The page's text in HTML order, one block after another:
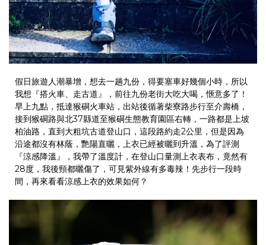
假日旅遊人潮暴增，想去一趟九份，得要塞車好幾個小時，所以
我想『搭火車、走古道』，前往九份老街大吃大喝，愜意多了！
早上九點，抵達猴硐火車站，出站後循著柴寮路步行至介壽橋，
接到猴硐路與北37縣道至猴硐生態教育園區右轉，一路都是上坡
柏油路，直到大粗坑古道登山口，這段路約走2公里，但是因為
沿途都沒有林蔭，艷陽直曬，上衣已經被曬到升溫，為了評測
『涼感降溫』，我帶了溫度計，在登山口量測上衣表布，竟然有
28度，我後頸都曬傷了，可見紫外線有多毒辣！先步行一段時
間，再來看看涼感上衣的效果如何？